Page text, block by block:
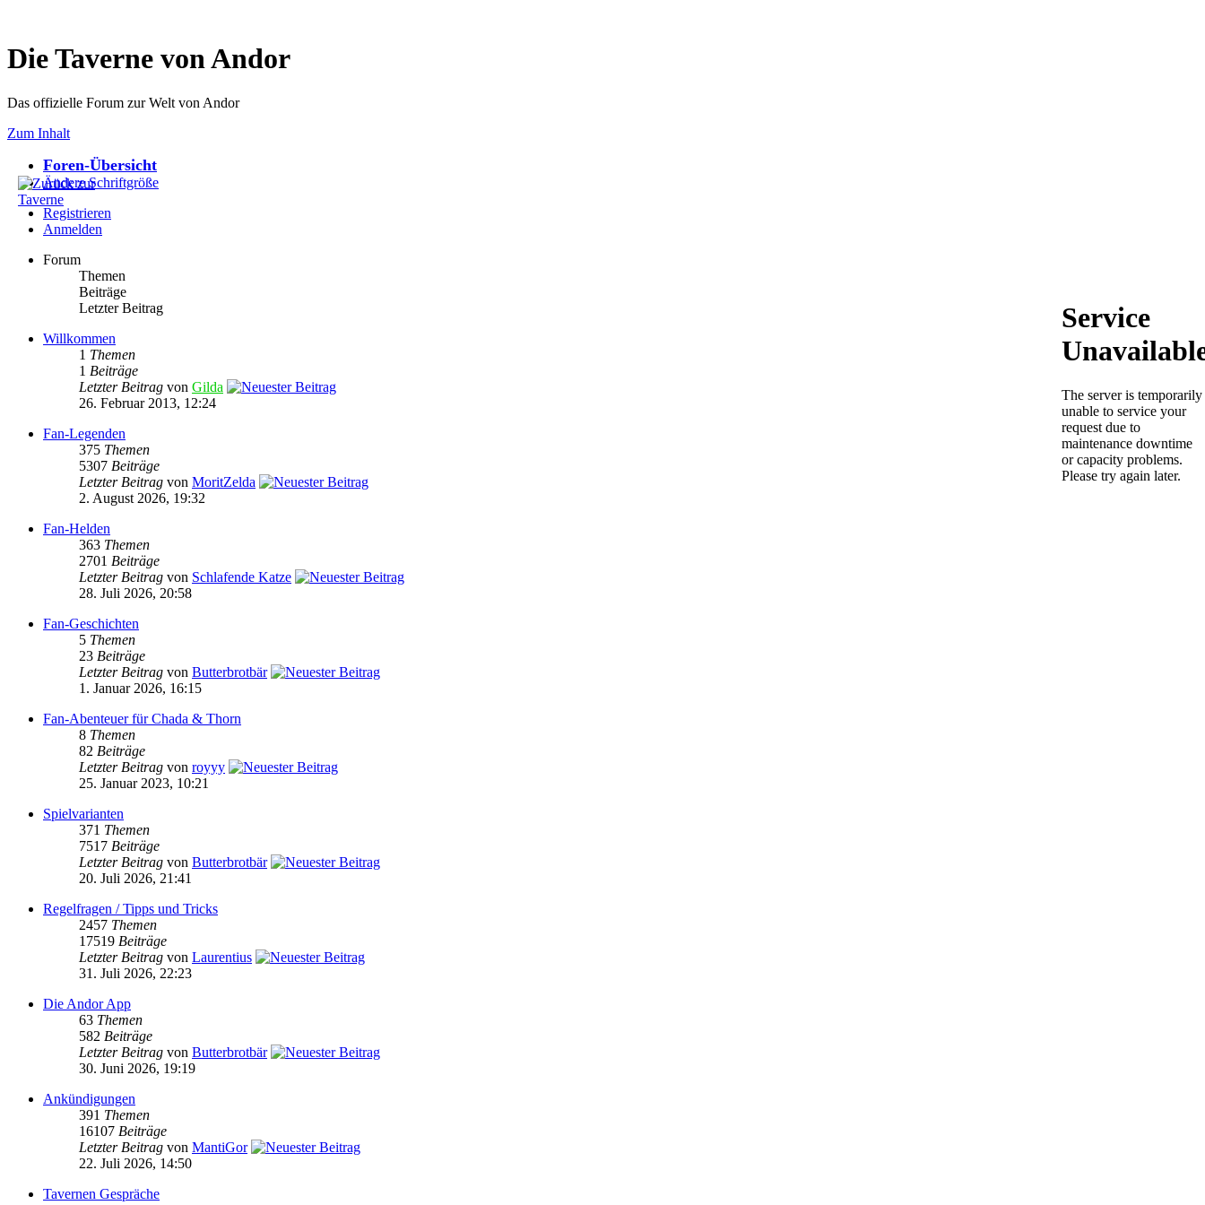
Die Taverne von Andor
Das offizielle Forum zur Welt von Andor
Zum Inhalt
Foren-Übersicht
Ändere Schriftgröße
Registrieren
Anmelden
Forum
Themen
Beiträge
Letzter Beitrag
Willkommen
1 Themen
1 Beiträge
Letzter Beitrag von Gilda
26. Februar 2013, 12:24
Fan-Legenden
375 Themen
5307 Beiträge
Letzter Beitrag von MoritZelda
2. August 2026, 19:32
Fan-Helden
363 Themen
2701 Beiträge
Letzter Beitrag von Schlafende Katze
28. Juli 2026, 20:58
Fan-Geschichten
5 Themen
23 Beiträge
Letzter Beitrag von Butterbrotbär
1. Januar 2026, 16:15
Fan-Abenteuer für Chada & Thorn
8 Themen
82 Beiträge
Letzter Beitrag von royyy
25. Januar 2023, 10:21
Spielvarianten
371 Themen
7517 Beiträge
Letzter Beitrag von Butterbrotbär
20. Juli 2026, 21:41
Regelfragen / Tipps und Tricks
2457 Themen
17519 Beiträge
Letzter Beitrag von Laurentius
31. Juli 2026, 22:23
Die Andor App
63 Themen
582 Beiträge
Letzter Beitrag von Butterbrotbär
30. Juni 2026, 19:19
Ankündigungen
391 Themen
16107 Beiträge
Letzter Beitrag von MantiGor
22. Juli 2026, 14:50
Tavernen Gespräche